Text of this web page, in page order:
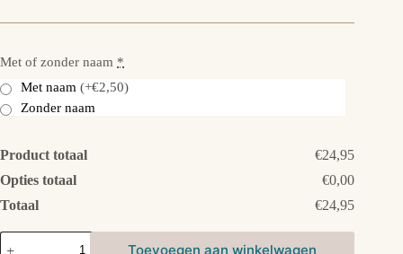
Met of zonder naam *
Met naam (+€2,50)
Zonder naam
Product totaal
€24,95
Opties totaal
€0,00
Totaal
€24,95
Hart
Toevoegen aan winkelwagen